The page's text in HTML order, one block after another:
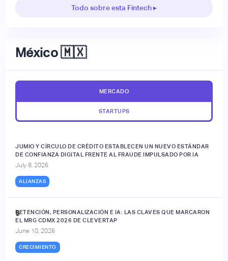
Todo sobre esta Fintech ▸
México 🇲🇽
MERCADO
STARTUPS
JUMIO Y CÍRCULO DE CRÉDITO ESTABLECEN UN NUEVO ESTÁNDAR
DE CONFIANZA DIGITAL FRENTE AL FRAUDE IMPULSADO POR IA
July 8, 2026
ALIANZAS
RETENCIÓN, PERSONALIZACIÓN E IA: LAS CLAVES QUE MARCARON
EL MRG CDMX 2026 DE CLEVERTAP
June 10, 2026
CRECIMIENTO
🔒